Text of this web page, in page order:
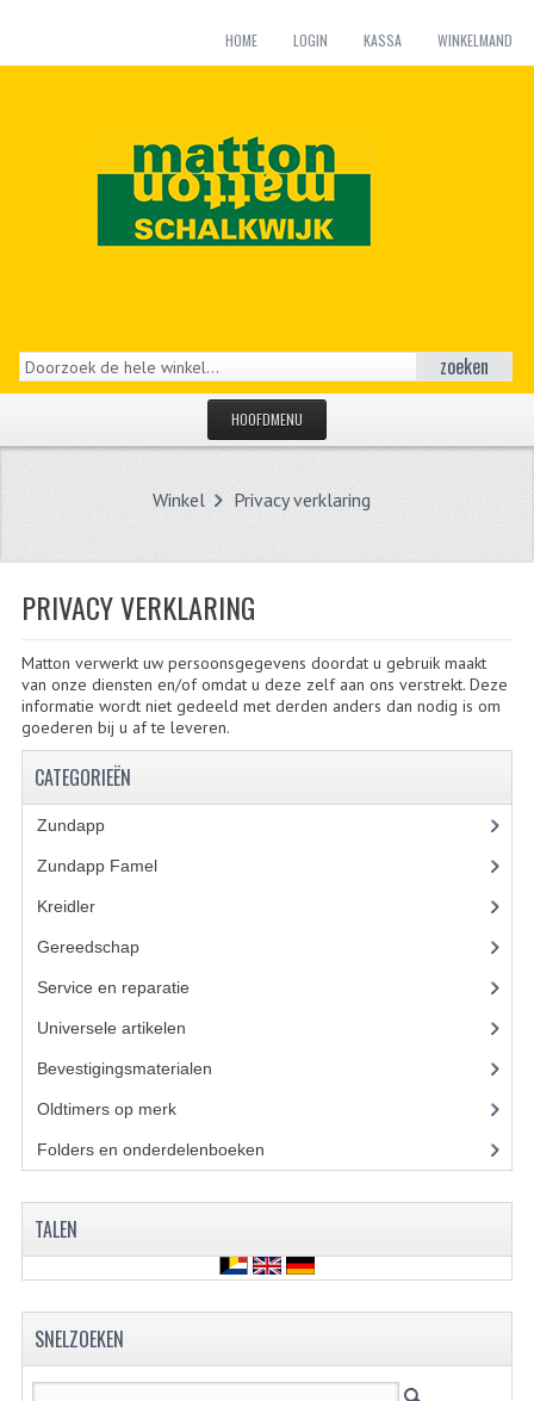
HOME LOGIN KASSA WINKELMAND
zoeken
HOOFDMENU
CATEGORIEËN
ZUNDAPP
FRAME DELEN
ACHTERBRUG
BAGAGEDRAGERS EN VOETSTEUNEN
BUITENBANDEN 21"
BEPLATING
BOUTENSETS
ZUNDAPP 515 RVS
Winkel Privacy verklaring
PRIVACY VERKLARING
Matton verwerkt uw persoonsgegevens doordat u gebruik maakt
van onze diensten en/of omdat u deze zelf aan ons verstrekt. Deze
informatie wordt niet gedeeld met derden anders dan nodig is om
goederen bij u af te leveren.
CATEGORIEËN
Zundapp(2591)
Zundapp Famel(61)
Kreidler(648)
Gereedschap(5)
Service en reparatie
Universele artikelen
Bevestigingsmaterialen
Oldtimers op merk(73)
Folders en onderdelenboeken
TALEN
SNELZOEKEN